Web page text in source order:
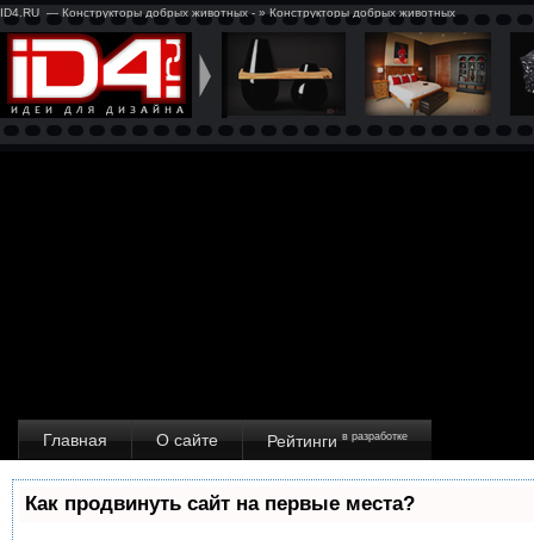
ID4.RU — Конструкторы добрых животных - » Конструкторы добрых животных
Главная О сайте Рейтинги в разработке
Как продвинуть сайт на первые места?